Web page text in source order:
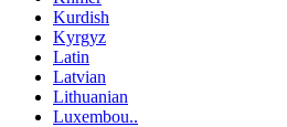
Kurdish
Kyrgyz
Latin
Latvian
Lithuanian
Luxembou..